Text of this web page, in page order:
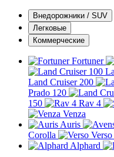
Внедорожники / SUV
Легковые
Коммерческие
Fortuner
Land Cruiser 200
Prado 120
150
Rav 4
Venza
Auris
Corolla
Verso
Alphard